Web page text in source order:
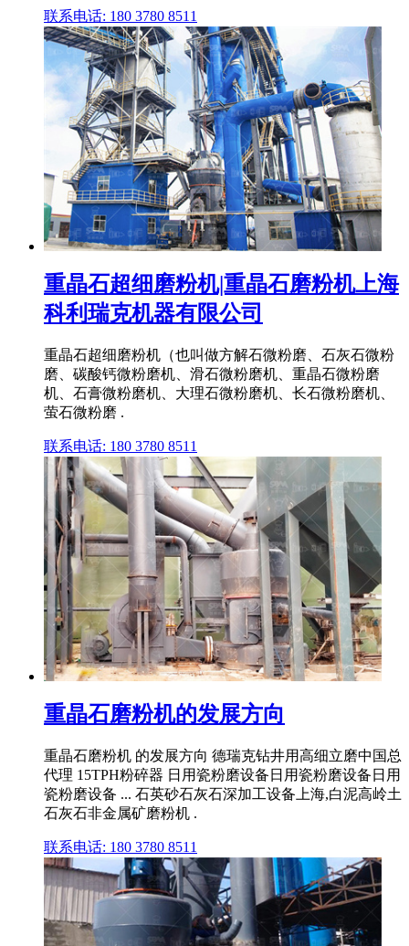
联系电话: 180 3780 8511
重晶石超细磨粉机|重晶石磨粉机上海
科利瑞克机器有限公司
重晶石超细磨粉机（也叫做方解石微粉磨、石灰石微粉
磨、碳酸钙微粉磨机、滑石微粉磨机、重晶石微粉磨
机、石膏微粉磨机、大理石微粉磨机、长石微粉磨机、
萤石微粉磨 .
联系电话: 180 3780 8511
重晶石磨粉机的发展方向
重晶石磨粉机 的发展方向 德瑞克钻井用高细立磨中国总
代理 15TPH粉碎器 日用瓷粉磨设备日用瓷粉磨设备日用
瓷粉磨设备 ... 石英砂石灰石深加工设备上海,白泥高岭土
石灰石非金属矿磨粉机 .
联系电话: 180 3780 8511